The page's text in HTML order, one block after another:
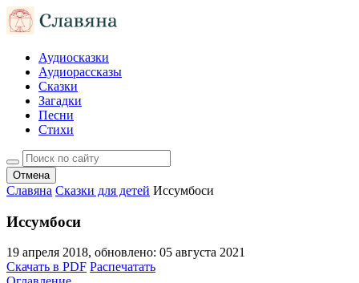
Аудиосказки
Аудиорассказы
Сказки
Загадки
Песни
Стихи
Отмена
Славяна Сказки для детей Иссумбоси
Иссумбоси
19 апреля 2018, обновлено: 05 августа 2021
Скачать в PDF Распечатать